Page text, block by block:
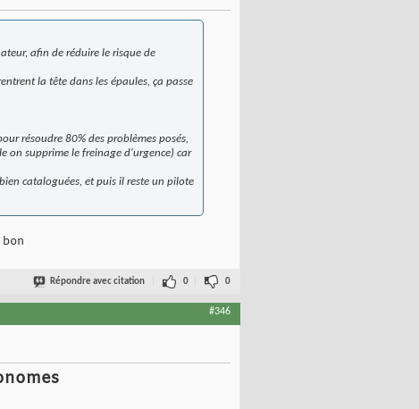
afin de réduire le risque de
la tête dans les épaules, ça passe
résoudre 80% des problèmes posés,
on supprime le freinage d'urgence) car
cataloguées, et puis il reste un pilote
Répondre avec citation 0 0
#346